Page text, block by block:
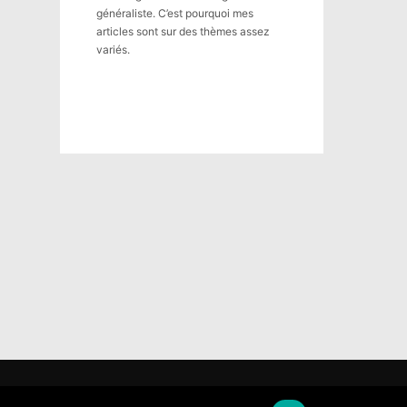
généraliste. C’est pourquoi mes
articles sont sur des thèmes assez
variés.